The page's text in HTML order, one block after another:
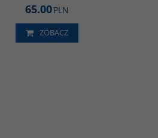
65.00PLN
ZOBACZ